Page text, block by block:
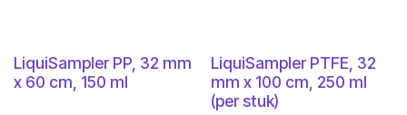
LiquiSampler PP, 32 mm
x 60 cm, 150 ml
LiquiSampler PTFE, 32
mm x 100 cm, 250 ml
(per stuk)